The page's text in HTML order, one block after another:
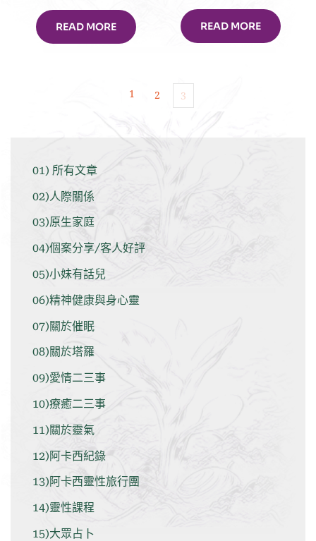
READ MORE READ MORE
1 2 3
01) 所有文章
02)人際關係
03)原生家庭
04)個案分享/客人好評
05)小妹有話兒
06)精神健康與身心靈
07)關於催眠
08)關於塔羅
09)愛情二三事
10)療癒二三事
11)關於靈氣
12)阿卡西紀錄
13)阿卡西靈性旅行團
14)靈性課程
15)大眾占卜